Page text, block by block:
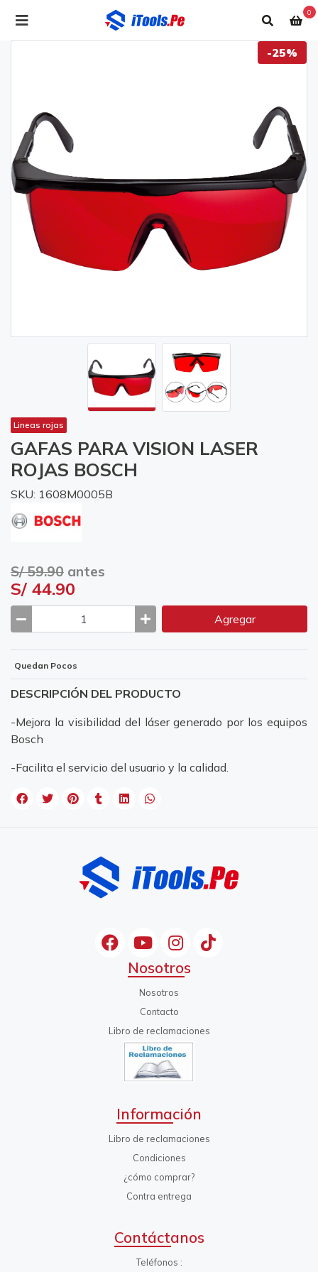
0
-25%
Lineas rojas
GAFAS PARA VISION LASER
ROJAS BOSCH
SKU: 1608M0005B
S/ 59.90 antes
S/ 44.90
Agregar
Quedan Pocos
DESCRIPCIÓN DEL PRODUCTO
-Mejora la visibilidad del láser generado por los equipos
Bosch
-Facilita el servicio del usuario y la calidad.
Nosotros
Nosotros
Contacto
Libro de reclamaciones
Información
Libro de reclamaciones
Condiciones
¿cómo comprar?
Contra entrega
Contáctanos
Teléfonos